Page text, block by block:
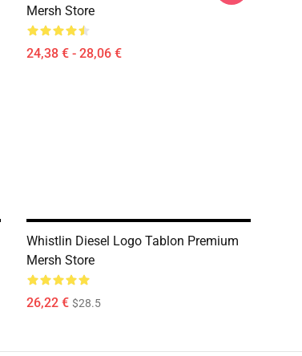
Mersh Store
24,38 € - 28,06 €
Whistlin Diesel Logo Tablon Premium
Mersh Store
26,22 € $28.5